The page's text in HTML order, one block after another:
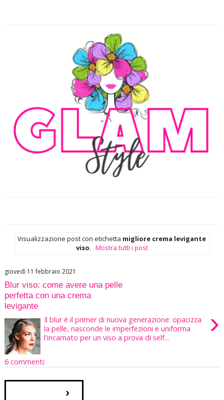
Visualizzazione post con etichetta migliore crema levigante
viso. Mostra tutti i post
giovedì 11 febbraio 2021
Blur viso: come avere una pelle
perfetta con una crema
levigante
›
Il blur è il primer di nuova generazione: opacizza
la pelle, nasconde le imperfezioni e uniforma
l'incarnato per un viso a prova di self...
6 commenti:
›